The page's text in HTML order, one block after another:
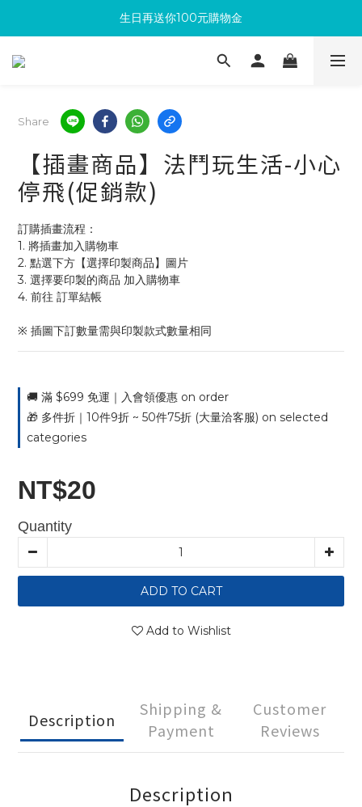
滿300回饋10%購物金
生日再送你100元購物金
加入成為新會員 馬上領取50元購物金
Share
【插畫商品】法鬥玩生活-小心
停飛(促銷款)
訂購插畫流程：
1. 將插畫加入購物車
2. 點選下方【選擇印製商品】圖片
3. 選擇要印製的商品 加入購物車
4. 前往 訂單結帳
※ 插圖下訂數量需與印製款式數量相同
🚚 滿 $699 免運｜入會領優惠 on order
🎁 多件折｜10件9折 ~ 50件75折 (大量洽客服) on selected
categories
NT$20
Quantity
ADD TO CART
Add to Wishlist
Description
Shipping &
Payment
Customer
Reviews
Description